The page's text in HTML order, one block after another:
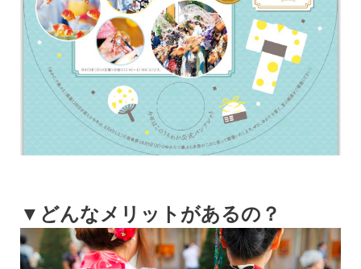
▼どんなメリットがあるの？